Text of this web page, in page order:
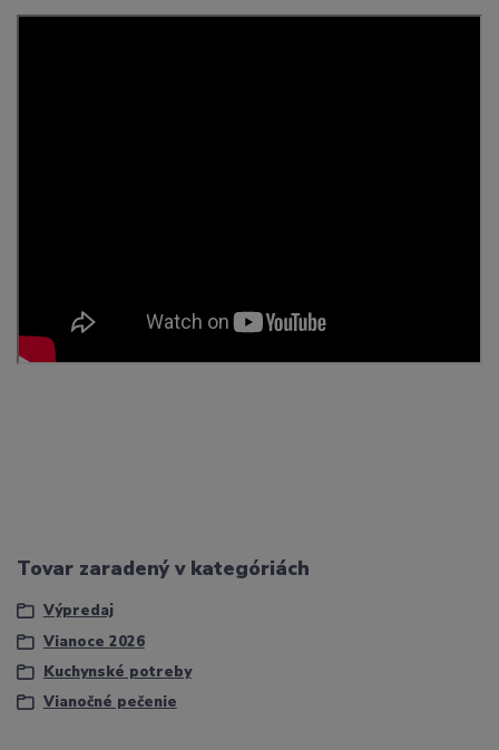
Tovar zaradený v kategóriách
Výpredaj
Vianoce 2026
Kuchynské potreby
Vianočné pečenie